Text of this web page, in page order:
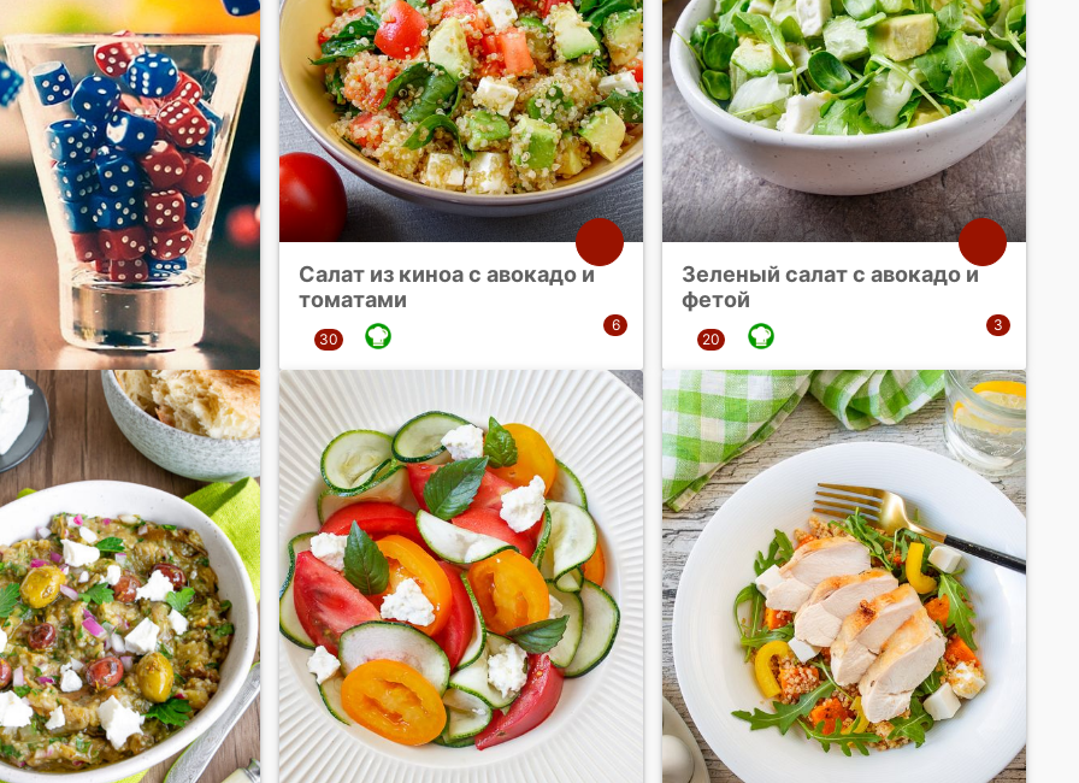
Салат из киноа с авокадо и
томатами
Зеленый салат с авокадо и
фетой